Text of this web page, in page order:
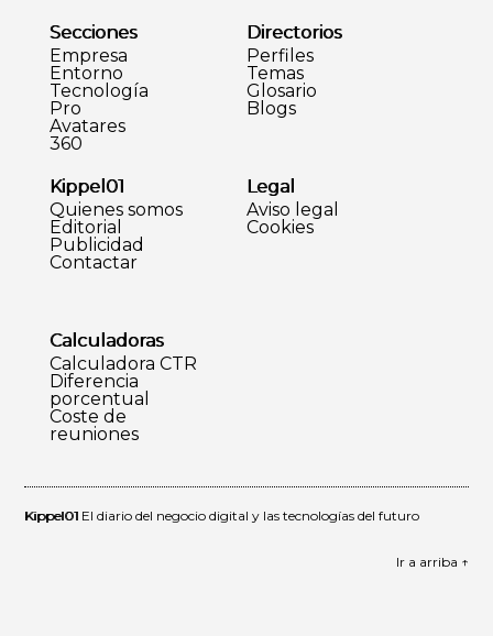
Secciones
Empresa
Entorno
Tecnología
Pro
Avatares
360
Directorios
Perfiles
Temas
Glosario
Blogs
Kippel01
Quienes somos
Editorial
Publicidad
Contactar
Legal
Aviso legal
Cookies
Calculadoras
Calculadora CTR
Diferencia
porcentual
Coste de
reuniones
Kippel01 El diario del negocio digital y las tecnologías del futuro
Ir a arriba ↑